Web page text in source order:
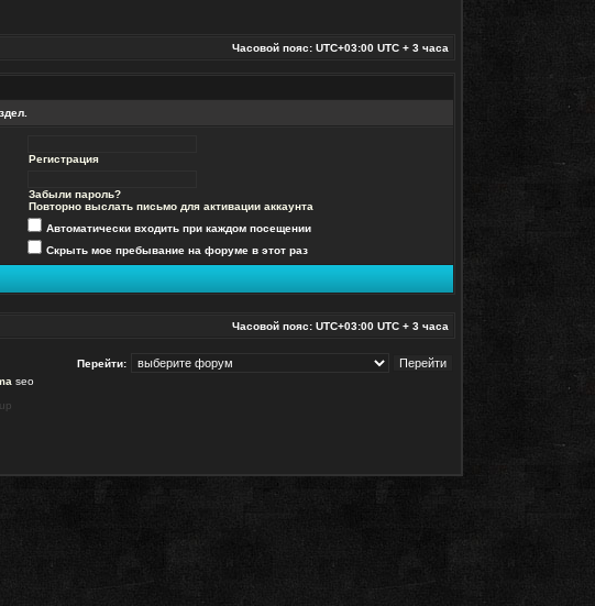
Часовой пояс: UTC+03:00 UTC + 3 часа
Регистрация
Забыли пароль?
Повторно выслать письмо для активации аккаунта
Автоматически входить при каждом посещении
Скрыть мое пребывание на форуме в этот раз
Часовой пояс: UTC+03:00 UTC + 3 часа
Перейти:
seo